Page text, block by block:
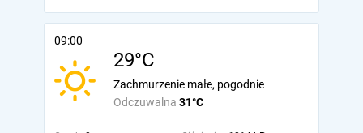
09:00
29°C
Odczuwalna 31°C
Zachmurzenie małe, pogodnie